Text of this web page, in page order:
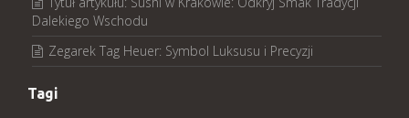
Dalekiego Wschodu
Zegarek Tag Heuer: Symbol Luksusu i Precyzji
Tagi